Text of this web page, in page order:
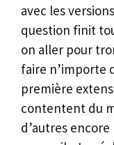
avec les
question finit
on aller pour
faire n’importe
première
contentent du
d’autres